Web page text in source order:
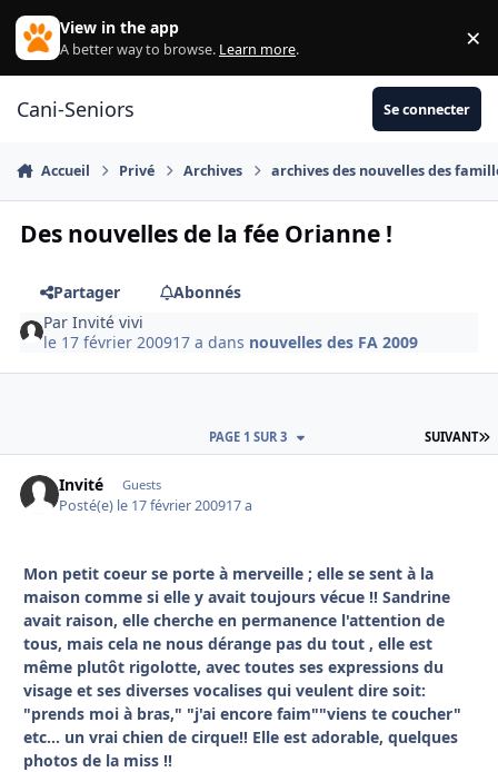
Aller au contenu
View in the app
A better way to browse. Learn more. ×
Cani-Seniors Se connecter
Accueil Privé Archives archives des nouvelles des
Des nouvelles de la fée Orianne !
Partager
Abonnés
ParInvité vivi
le 17 février 200917 a dans nouvelles des FA 2009
SUIVANT
PAGE 1 SUR 3
Invité Guests
Posté(e) le 17 février 200917 a
Mon petit coeur se porte à merveille ; elle se sent à la
maison comme si elle y avait toujours vécue !! Sandrine
avait raison, elle cherche en permanence l'attention de
tous, mais cela ne nous dérange pas du tout , elle est
même plutôt rigolotte, avec toutes ses expressions du
visage et ses diverses vocalises qui veulent dire soit:
"prends moi à bras," "j'ai encore faim""viens te coucher"
etc... un vrai chien de cirque!! Elle est adorable, quelques
photos de la miss !!